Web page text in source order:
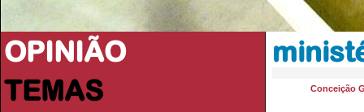
OPINIÃO
TEMAS
Conceição